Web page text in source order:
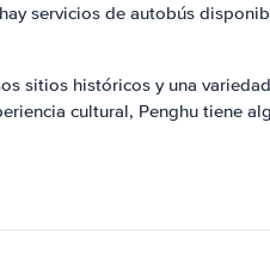
servicios de autobús
sitios históricos y una
cultural, Penghu tiene